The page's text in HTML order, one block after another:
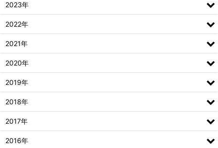
2023年
2022年
2021年
2020年
2019年
2018年
2017年
2016年